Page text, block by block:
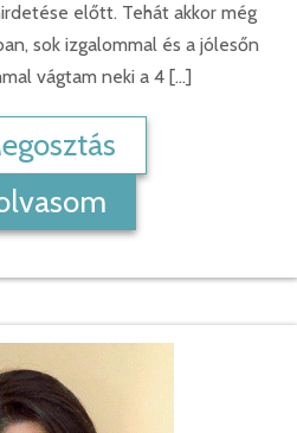
előtt. Tehát akkor még
sok izgalommal és a jólesőn
vágtam neki a 4 […]